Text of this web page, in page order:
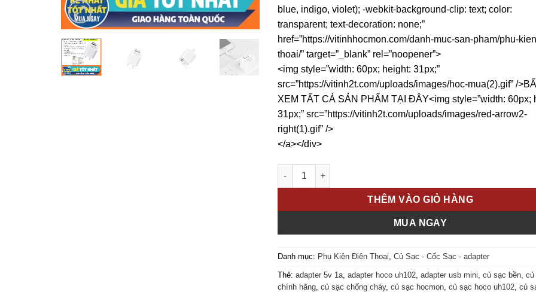
blue, indigo, violet); -webkit-background-clip: text; color:
transparent; text-decoration: none;”
href=”https://vitinhhocmon.com/danh-muc-san-pham/phu-
thoai/” target=”_blank” rel=”noopener”>
<img style=”width: 60px; height: 31px;”
src=”https://vitinh2t.com/uploads/images/hoc-mua(2).gif” /
XEM TẤT CẢ SẢN PHẨM TẠI ĐÂY<img style=”width: 60px;
31px;” src=”https://vitinh2t.com/uploads/images/red-arrow2-
right(1).gif” />
</a></div>
Củ Sạc Hoco UH102 1A Chính Hãng – Sạc Ổn Định 5V An
THÊM VÀO GIỎ HÀNG
MUA NGAY
Danh mục: Phụ Kiện Điện Thoại ,Củ Sạc - Cốc Sạc - adapter
Thẻ:adapter 5v 1a ,adapter hoco uh102 ,adapter usb mini ,củ sạc bền ,củ
chính hãng ,củ sạc chống cháy,củ sạc hocmon ,củ sạc hoco uh102 ,củ